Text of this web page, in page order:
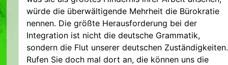
würde die überwältigende Mehrheit die Bürokratie
nennen. Die größte Herausforderung bei der
Integration ist nicht die deutsche Grammatik,
sondern die Flut unserer deutschen Zuständigkeiten.
Rufen Sie doch mal dort an, die können uns die